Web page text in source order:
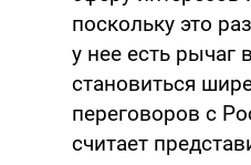
поскольку это
у нее есть рычаг
становиться
переговоров с
считает